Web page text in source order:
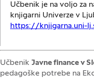
Učbenik je na voljo za
knjigarni Univerze v
https://knjigarna.uni-
Učbenik Javne finance v
pedagoške potrebe na